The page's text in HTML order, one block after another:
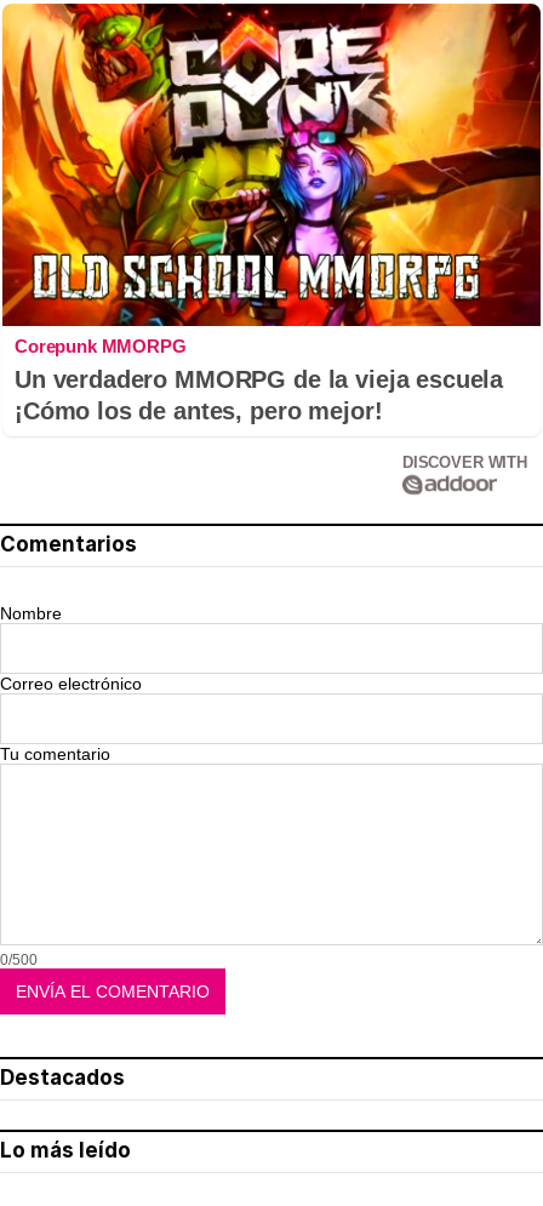
Corepunk MMORPG
Un verdadero MMORPG de la vieja escuela
¡Cómo los de antes, pero mejor!
DISCOVER WITH
Comentarios
Nombre
Correo electrónico
Tu comentario
0/500
Destacados
Lo más leído